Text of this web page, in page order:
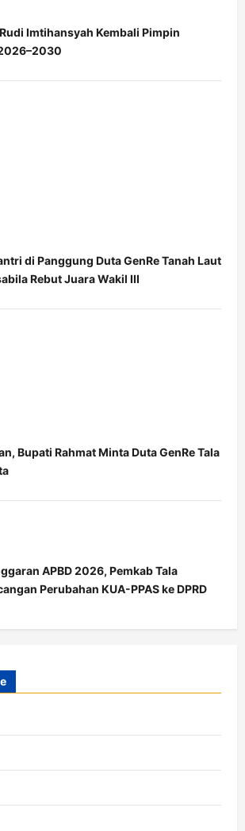
Imtihansyah Kembali Pimpin
di Panggung Duta GenRe Tanah Laut
Rebut Juara Wakil III
Bupati Rahmat Minta Duta GenRe Tala
APBD 2026, Pemkab Tala
Perubahan KUA-PPAS ke DPRD